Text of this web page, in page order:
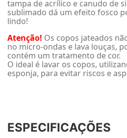
tampa de acrílico e canudo de
sublimado dá um efeito fosco
lindo!
Atenção! Os copos jateados
no micro-ondas e lava louças,
contém um tratamento de cor.
O ideal é lavar os copos,
esponja, para evitar riscos e
ESPECIFICAÇÕES